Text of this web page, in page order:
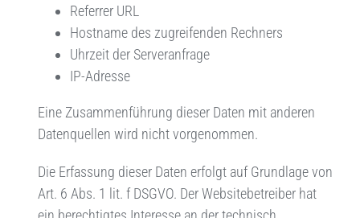
Referrer URL
Hostname des zugreifenden Rechners
Uhrzeit der Serveranfrage
IP-Adresse
Eine Zusammenführung dieser Daten mit anderen
Datenquellen wird nicht vorgenommen.
Die Erfassung dieser Daten erfolgt auf Grundlage von
Art. 6 Abs. 1 lit. f DSGVO. Der Websitebetreiber hat